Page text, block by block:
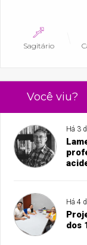
Sagitário
Você viu?
Há 3
Há 4
dos